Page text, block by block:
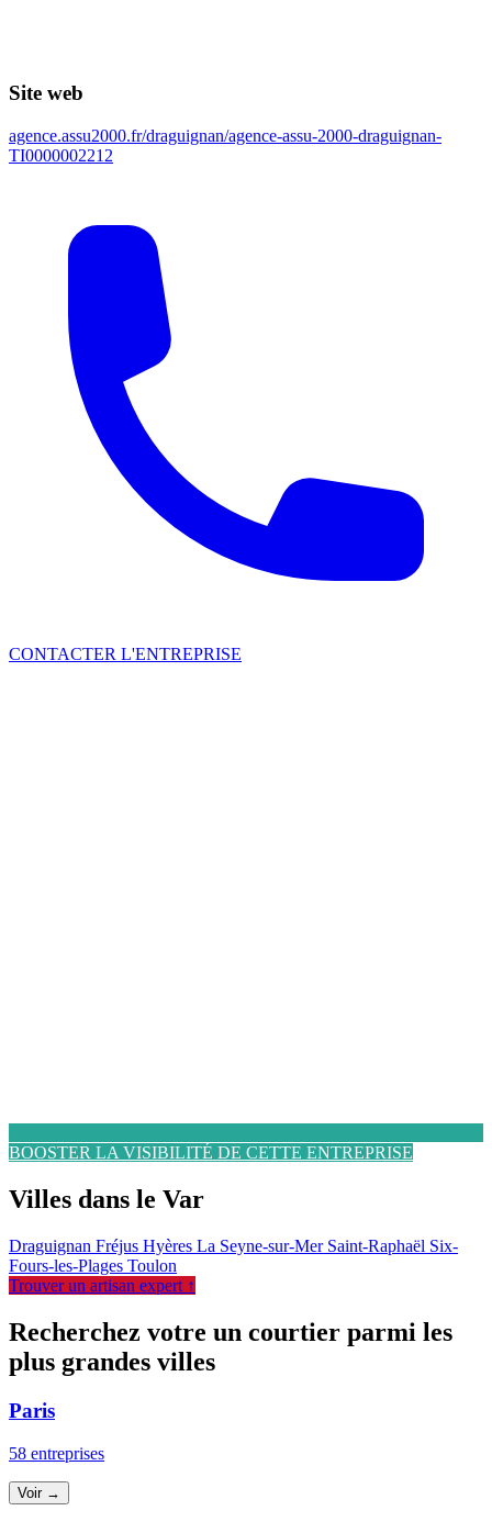
Site web
agence.assu2000.fr/draguignan/agence-assu-2000-draguignan-
TI0000002212
CONTACTER L'ENTREPRISE
BOOSTER LA VISIBILITÉ DE CETTE ENTREPRISE
Villes dans le Var
Draguignan Fréjus Hyères La Seyne-sur-Mer Saint-Raphaël Six-
Fours-les-Plages Toulon
Trouver un artisan expert ↑
Recherchez votre un courtier parmi les
plus grandes villes
Paris
58 entreprises
Voir →